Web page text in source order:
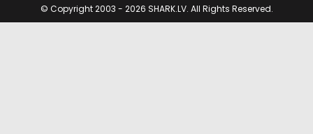
© Copyright 2003 - 2026 SHARK.LV. All Rights Reserved.